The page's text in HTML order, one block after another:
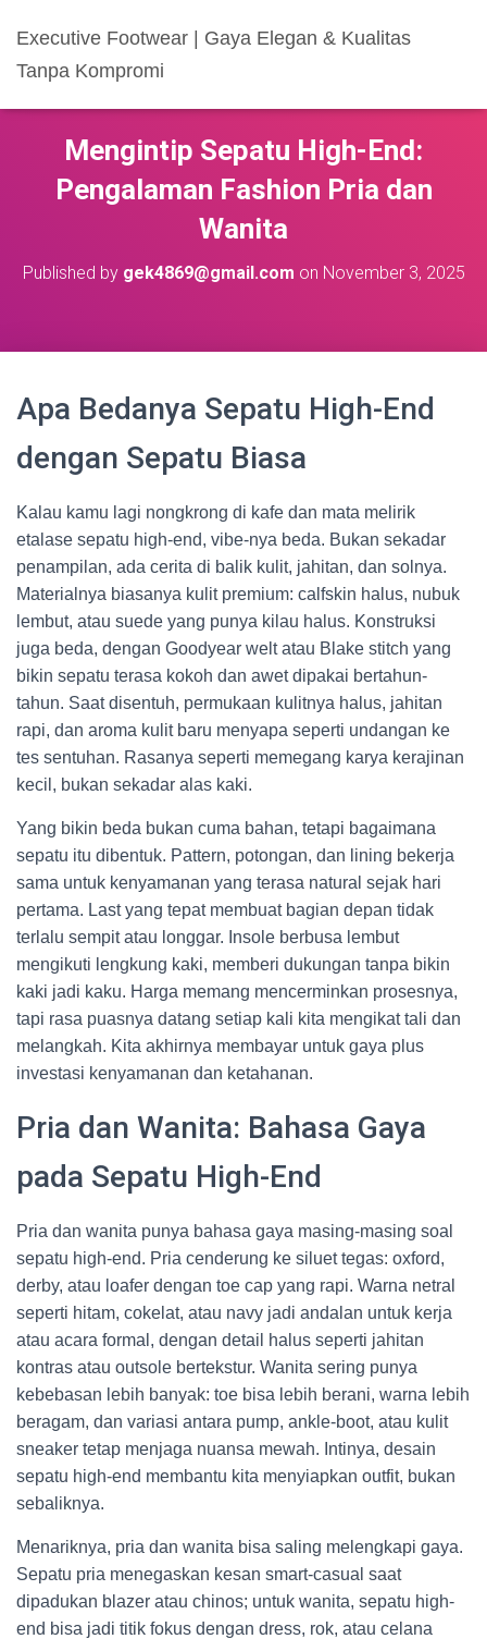
Executive Footwear | Gaya Elegan & Kualitas
Tanpa Kompromi
Mengintip Sepatu High-End:
Pengalaman Fashion Pria dan
Wanita
Published by gek4869@gmail.com on November 3, 2025
Apa Bedanya Sepatu High-End
dengan Sepatu Biasa
Kalau kamu lagi nongkrong di kafe dan mata melirik
etalase sepatu high-end, vibe-nya beda. Bukan sekadar
penampilan, ada cerita di balik kulit, jahitan, dan solnya.
Materialnya biasanya kulit premium: calfskin halus, nubuk
lembut, atau suede yang punya kilau halus. Konstruksi
juga beda, dengan Goodyear welt atau Blake stitch yang
bikin sepatu terasa kokoh dan awet dipakai bertahun-
tahun. Saat disentuh, permukaan kulitnya halus, jahitan
rapi, dan aroma kulit baru menyapa seperti undangan ke
tes sentuhan. Rasanya seperti memegang karya kerajinan
kecil, bukan sekadar alas kaki.
Yang bikin beda bukan cuma bahan, tetapi bagaimana
sepatu itu dibentuk. Pattern, potongan, dan lining bekerja
sama untuk kenyamanan yang terasa natural sejak hari
pertama. Last yang tepat membuat bagian depan tidak
terlalu sempit atau longgar. Insole berbusa lembut
mengikuti lengkung kaki, memberi dukungan tanpa bikin
kaki jadi kaku. Harga memang mencerminkan prosesnya,
tapi rasa puasnya datang setiap kali kita mengikat tali dan
melangkah. Kita akhirnya membayar untuk gaya plus
investasi kenyamanan dan ketahanan.
Pria dan Wanita: Bahasa Gaya
pada Sepatu High-End
Pria dan wanita punya bahasa gaya masing-masing soal
sepatu high-end. Pria cenderung ke siluet tegas: oxford,
derby, atau loafer dengan toe cap yang rapi. Warna netral
seperti hitam, cokelat, atau navy jadi andalan untuk kerja
atau acara formal, dengan detail halus seperti jahitan
kontras atau outsole bertekstur. Wanita sering punya
kebebasan lebih banyak: toe bisa lebih berani, warna lebih
beragam, dan variasi antara pump, ankle-boot, atau kulit
sneaker tetap menjaga nuansa mewah. Intinya, desain
sepatu high-end membantu kita menyiapkan outfit, bukan
sebaliknya.
Menariknya, pria dan wanita bisa saling melengkapi gaya.
Sepatu pria menegaskan kesan smart-casual saat
dipadukan blazer atau chinos; untuk wanita, sepatu high-
end bisa jadi titik fokus dengan dress, rok, atau celana